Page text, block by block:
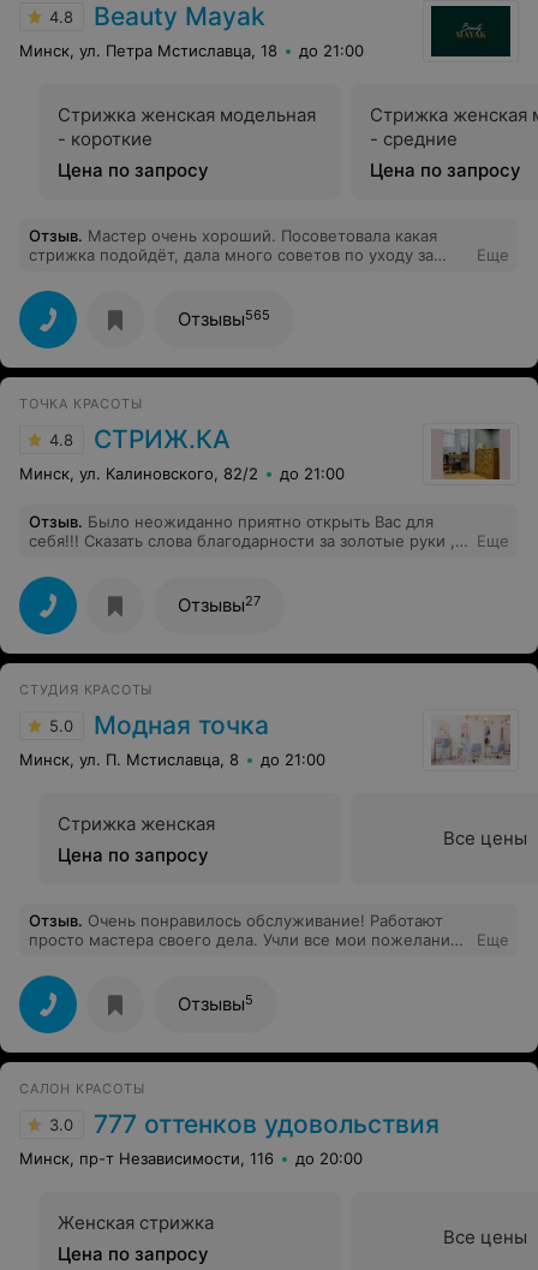
4.8 Beauty Mayak
Минск, ул. Петра Мстиславца, 18 до 21:00
Стрижка женская модельная
- короткие
Цена по запросу
Стрижка женская
- средние
Цена по запросу
Отзыв. Мастер очень хороший. Посоветовала какая
стрижка подойдёт, дала много советов по уходу за
понравился результат работы. Рекомендую.
Еще
Отзывы565
ТОЧКА КРАСОТЫ
4.8 СТРИЖ.КА
Минск, ул. Калиновского, 82/2 до 21:00
Отзыв. Было неожиданно приятно открыть Вас для
себя!!! Сказать слова благодарности за золотые руки ,
значит ничего не сказать про это атмосферное
местечко под названием «Стриж.ка» !!!! Я впервые
столкнулась с ситуацией,когда мастер увидев
сомнение на твоем лице, не стушевался а просто взял
и сделал. Сделал так классно, что я сегодня хожу по
собой!!! Сегодня вы стали моим спасителем, а я стала
вашей поклонницей! Удачи всему коллективу,
позитивных Клиентов вам побольше!!!!
Еще
Отзывы27
СТУДИЯ КРАСОТЫ
5.0 Модная точка
Минск, ул. П. Мстиславца, 8 до 21:00
Стрижка женская
Цена по запросу
Все цены
Отзыв. Очень понравилось обслуживание! Работают
просто мастера своего дела. Учли все мои пожелания
Обязательно вернусь еще!
Еще
Отзывы5
САЛОН КРАСОТЫ
3.0 777 оттенков удовольствия
Минск, пр-т Независимости, 116 до 20:00
Женская стрижка
Цена по запросу
Все цены